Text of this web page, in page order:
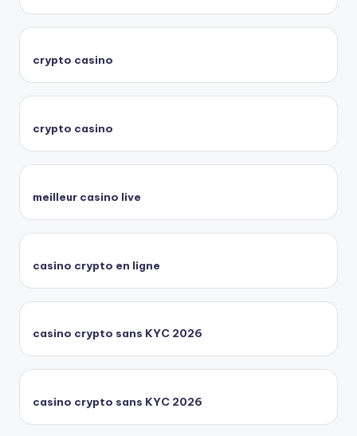
crypto casino
crypto casino
meilleur casino live
casino crypto en ligne
casino crypto sans KYC 2026
casino crypto sans KYC 2026